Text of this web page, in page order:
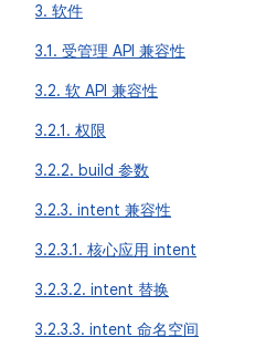
3. 软件
3.1. 受管理 API 兼容性
3.2. 软 API 兼容性
3.2.1. 权限
3.2.2. build 参数
3.2.3. intent 兼容性
3.2.3.1. 核心应用 intent
3.2.3.2. intent 替换
3.2.3.3. intent 命名空间